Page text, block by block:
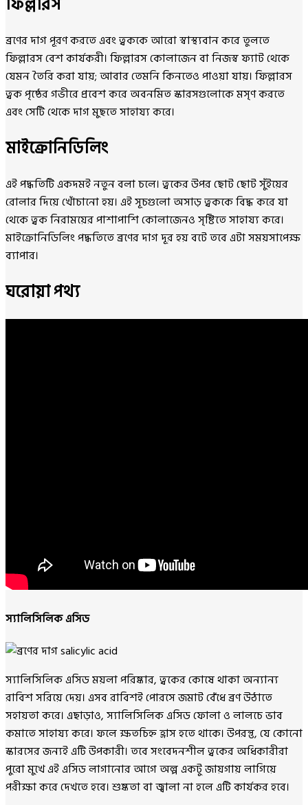
ব্রণের দাগ পূরণ করতে এবং ত্বককে আরো স্বাস্থ্যবান করে তুলতে
ফিল্লারস বেশ কার্যকরী। ফিল্লারস কোলাজেন বা নিজস্ব ফ্যাট থেকে
যেমন তৈরি করা যায়; আবার তেমনি কিনতেও পাওয়া যায়। ফিল্লারস
ত্বক পৃষ্ঠের গভীরে প্রবেশ করে অবনমিত স্কারসগুলোকে মসৃণ করতে
এবং সেটি থেকে দাগ মুছতে সাহায্য করে।
মাইক্রোনিডিলিং
এই পদ্ধতিটি একদমই নতুন বলা চলে। ত্বকের উপর ছোট ছোট সুঁইয়ের
রোলার দিয়ে খোঁচানো হয়। এই সূচগুলো অসাড় ত্বককে বিদ্ধ করে যা
থেকে ত্বক নিরাময়ের পাশাপাশি কোলাজেনও সৃষ্টিতে সাহায্য করে।
মাইক্রোনিডিলিং পদ্ধতিতে ব্রণের দাগ দূর হয় বটে তবে এটা সময়সাপেক্ষ
ব্যাপার।
ঘরোয়া পথ্য
স্যালিসিলিক এসিড
স্যালিসিলিক এসিড ময়লা পরিষ্কার, ত্বকের কোষে থাকা অন্যান্য
রাবিশ সরিয়ে দেয়। এসব রাবিশই পোরসে জমাট বেঁধে ব্রণ উঠাতে
সহায়তা করে। এছাড়াও, স্যালিসিলিক এসিড ফোলা ও লালচে ভাব
কমাতে সাহায্য করে। ফলে ক্ষতচিহ্ন হ্রাস হতে থাকে। উপরন্তু, যে কোনো
স্কারসের জন্যই এটি উপকারী। তবে সংবেদনশীল ত্বকের অধিকারীরা
পুরো মুখে এই এসিড লাগানোর আগে অল্প একটু জায়গায় লাগিয়ে
পরীক্ষা করে দেখতে হবে। শুষ্কতা বা জ্বালা না হলে এটি কার্যকর হবে।